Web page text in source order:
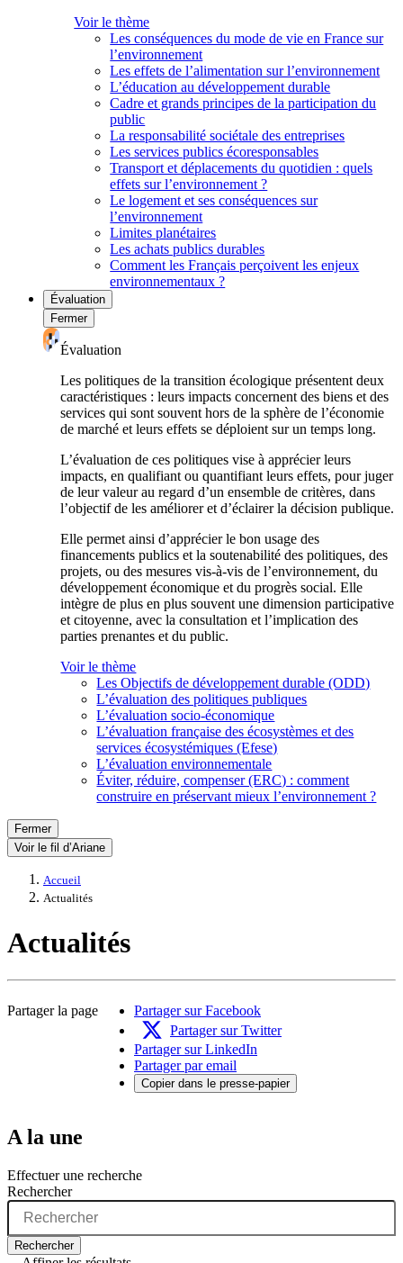
Voir le thème
Les conséquences du mode de vie en France sur
l’environnement
Les effets de l’alimentation sur l’environnement
L’éducation au développement durable
Cadre et grands principes de la participation du
public
La responsabilité sociétale des entreprises
Les services publics écoresponsables
Transport et déplacements du quotidien : quels
effets sur l’environnement ?
Le logement et ses conséquences sur
l’environnement
Limites planétaires
Les achats publics durables
Comment les Français perçoivent les enjeux
environnementaux ?
Évaluation
Fermer
Évaluation
Les politiques de la transition écologique présentent deux
caractéristiques : leurs impacts concernent des biens et des
services qui sont souvent hors de la sphère de l’économie
de marché et leurs effets se déploient sur un temps long.
L’évaluation de ces politiques vise à apprécier leurs
impacts, en qualifiant ou quantifiant leurs effets, pour juger
de leur valeur au regard d’un ensemble de critères, dans
l’objectif de les améliorer et d’éclairer la décision publique.
Elle permet ainsi d’apprécier le bon usage des
financements publics et la soutenabilité des politiques, des
projets, ou des mesures vis-à-vis de l’environnement, du
développement économique et du progrès social. Elle
intègre de plus en plus souvent une dimension participative
et citoyenne, avec la consultation et l’implication des
parties prenantes et du public.
Voir le thème
Les Objectifs de développement durable (ODD)
L’évaluation des politiques publiques
L’évaluation socio-économique
L’évaluation française des écosystèmes et des
services écosystémiques (Efese)
L’évaluation environnementale
Éviter, réduire, compenser (ERC) : comment
construire en préservant mieux l’environnement ?
Fermer
Voir le fil d’Ariane
Accueil
Actualités
Actualités
Partager la page
Partager sur Facebook
Partager sur Twitter
Partager sur LinkedIn
Partager par email
Copier dans le presse-papier
A la une
Effectuer une recherche
Rechercher
Rechercher